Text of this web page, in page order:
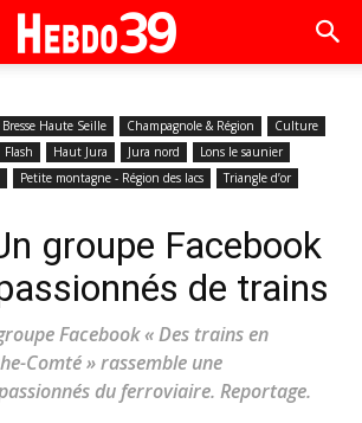
Bresse Haute Seille Champagnole & Région
Culture
Flash Haut Jura Jura nord
Lons le saunier
Petite montagne - Région des lacs
Triangle d’or
groupe Facebook
de trains
Facebook « Des trains en
Comté » rassemble une
du ferroviaire. Reportage.